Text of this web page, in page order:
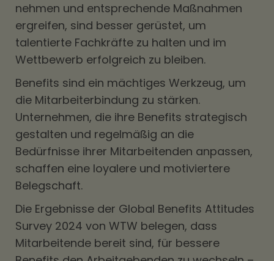
nehmen und entsprechende Maßnahmen
ergreifen, sind besser gerüstet, um
talentierte Fachkräfte zu halten und im
Wettbewerb erfolgreich zu bleiben.
Benefits sind ein mächtiges Werkzeug, um
die Mitarbeiterbindung zu stärken.
Unternehmen, die ihre Benefits strategisch
gestalten und regelmäßig an die
Bedürfnisse ihrer Mitarbeitenden anpassen,
schaffen eine loyalere und motiviertere
Belegschaft.
Die Ergebnisse der Global Benefits Attitudes
Survey 2024 von WTW belegen, dass
Mitarbeitende bereit sind, für bessere